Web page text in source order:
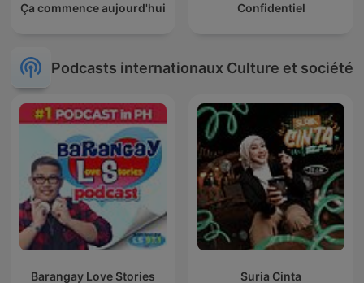
Ça commence aujourd'hui Confidentiel
Podcasts internationaux Culture et société
Barangay Love Stories Suria Cinta